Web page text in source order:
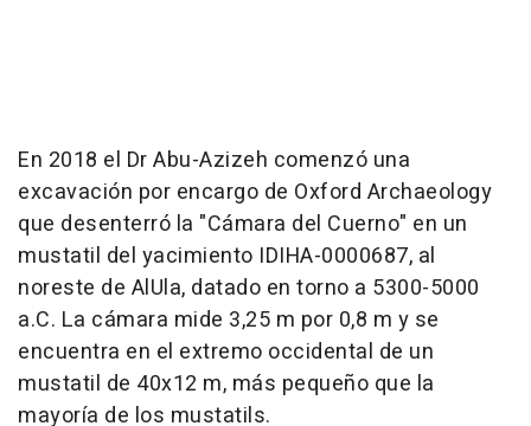
En 2018 el Dr Abu-Azizeh comenzó una
excavación por encargo de Oxford Archaeology
que desenterró la "Cámara del Cuerno" en un
mustatil del yacimiento IDIHA-0000687, al
noreste de AlUla, datado en torno a 5300-5000
a.C. La cámara mide 3,25 m por 0,8 m y se
encuentra en el extremo occidental de un
mustatil de 40x12 m, más pequeño que la
mayoría de los mustatils.